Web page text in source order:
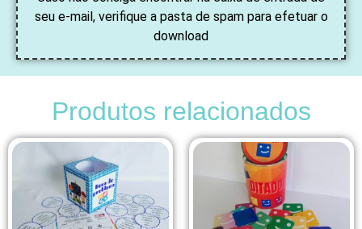
seu e-mail, verifique a pasta de spam para efetuar o
download
Produtos relacionados